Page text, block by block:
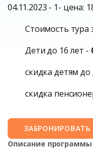
04.11.2023 - 1- цена:
Стоимость тура
Дети до 16 лет -
скидка детям до
скидка
ЗАБРОНИРОВАТЬ
Описание программы